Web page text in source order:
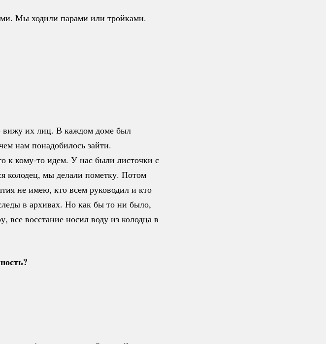
Мы ходили парами или тройками.
вижу их лиц. В каждом доме был
нам понадобилось зайти.
к кому-то идем. У нас были листочки с
колодец, мы делали пометку. Потом
не имею, кто всем руководил и кто
в архивах. Но как бы то ни было,
все восстание носил воду из колодца в